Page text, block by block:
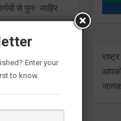
से पुनः जाहिर
Enter your
to know.